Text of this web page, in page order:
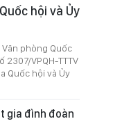
hội và Ủy
Văn phòng Quốc
2307/VPQH-TTTV
Quốc hội và Ủy
gia đình đoàn